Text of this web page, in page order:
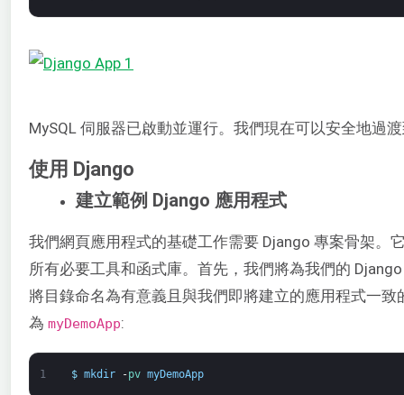
MySQL 伺服器已啟動並運行。我們現在可以安全地過
使用 Django
建立範例 Django 應用程式
我們網頁應用程式的基礎工作需要 Django 專案骨架。
所有必要工具和函式庫。首先，我們將為我們的
將目錄命名為有意義且與我們即將建立的應用程式一
為 myDemoApp:
1 $ mkdir -pv myDemoApp